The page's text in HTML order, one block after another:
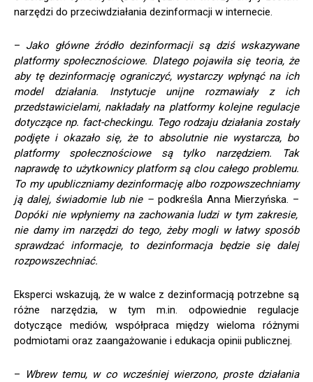
narzędzi do przeciwdziałania dezinformacji w internecie.
– Jako główne źródło dezinformacji są dziś wskazywane
platformy społecznościowe. Dlatego pojawiła się teoria, że
aby tę dezinformację ograniczyć, wystarczy wpłynąć na ich
model działania. Instytucje unijne rozmawiały z ich
przedstawicielami, nakładały na platformy kolejne regulacje
dotyczące np. fact-checkingu. Tego rodzaju działania zostały
podjęte i okazało się, że to absolutnie nie wystarcza, bo
platformy społecznościowe są tylko narzędziem. Tak
naprawdę to użytkownicy platform są clou całego problemu.
To my upubliczniamy dezinformację albo rozpowszechniamy
ją dalej, świadomie lub nie – podkreśla Anna Mierzyńska. –
Dopóki nie wpłyniemy na zachowania ludzi w tym zakresie,
nie damy im narzędzi do tego, żeby mogli w łatwy sposób
sprawdzać informacje, to dezinformacja będzie się dalej
rozpowszechniać.
Eksperci wskazują, że w walce z dezinformacją potrzebne są
różne narzędzia, w tym m.in. odpowiednie regulacje
dotyczące mediów, współpraca między wieloma różnymi
podmiotami oraz zaangażowanie i edukacja opinii publicznej.
–
Wbrew temu, w co wcześniej wierzono, proste działania